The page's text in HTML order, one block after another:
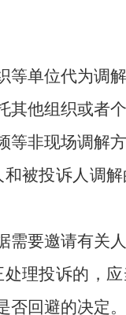
单位代为调解
他组织或者个
非现场调解方
被投诉人调解
要邀请有关人
理投诉的，应
回避的决定。